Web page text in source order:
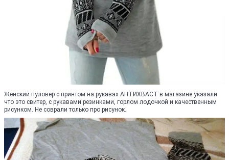
Женский пуловер с принтом на рукавах АНТИХВАСТ в магазине указали
что это свитер, с рукавами резинками, горлом лодочкой и качественным
рисунком. Не соврали только про рисунок.